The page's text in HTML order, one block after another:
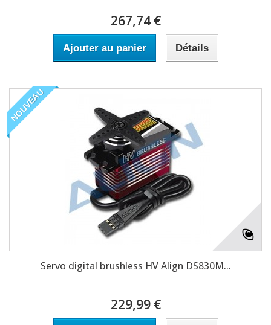
267,74 €
Ajouter au panier Détails
NOUVEAU
Servo digital brushless HV Align DS830M...
229,99 €